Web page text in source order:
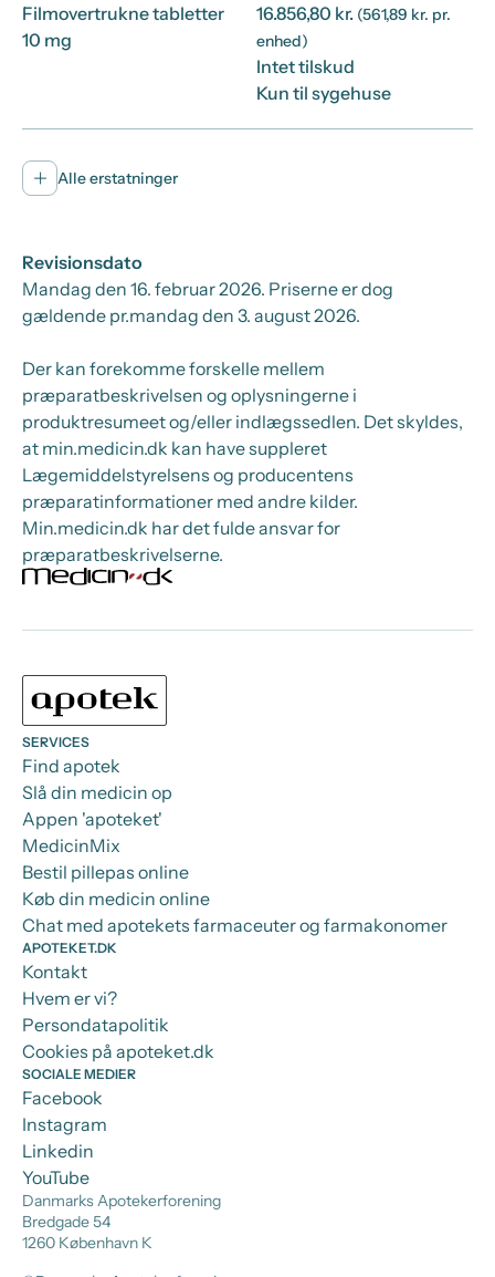
Filmovertrukne tabletter
10 mg
16.856,80 kr. (561,89 kr. pr.
enhed)
Intet tilskud
Kun til sygehuse
Alle erstatninger
Revisionsdato
Mandag den 16. februar 2026. Priserne er dog
gældende pr.mandag den 3. august 2026.
Der kan forekomme forskelle mellem
præparatbeskrivelsen og oplysningerne i
produktresumeet og/eller indlægssedlen. Det skyldes,
at min.medicin.dk kan have suppleret
Lægemiddelstyrelsens og producentens
præparatinformationer med andre kilder.
Min.medicin.dk har det fulde ansvar for
præparatbeskrivelserne.
Danmarks Apotekerforening
Bredgade 54
1260 København K
SERVICES
Find apotek
Slå din medicin op
Appen 'apoteket'
MedicinMix
Bestil pillepas online
Køb din medicin online
Chat med apotekets farmaceuter og farmakonomer
APOTEKET.DK
Kontakt
Hvem er vi?
Persondatapolitik
Cookies på apoteket.dk
SOCIALE MEDIER
Facebook
Instagram
Linkedin
YouTube